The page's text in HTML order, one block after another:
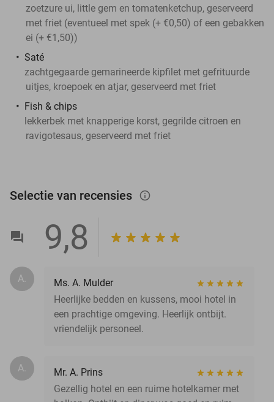
zoetzure ui, little gem en tomatenketchup, geserveerd
met friet (eventueel met spek (+ €0,50) of een gebakken
ei (+ €1,50))
Saté
zachtgegaarde gemarineerde kipfilet met gefrituurde
uitjes, kroepoek en atjar, geserveerd met friet
Fish & chips
lekkerbek met knapperige korst, gegrilde citroen en
ravigotesaus, geserveerd met friet
Selectie van recensies info_outlined
9,8
A.
Ms. A. Mulder
Heerlijke bedden en kussens, mooi hotel in
een prachtige omgeving. Heerlijk ontbijt.
vriendelijk personeel.
A.
Mr. A. Prins
Gezellig hotel en een ruime hotelkamer met